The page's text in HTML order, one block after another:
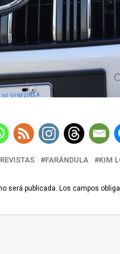
FARÁNDULA KIM
será publicada. Los campos